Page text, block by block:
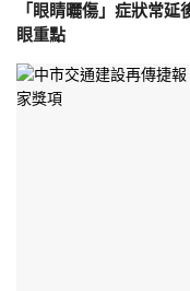
「眼睛曬傷」症狀常
眼重點